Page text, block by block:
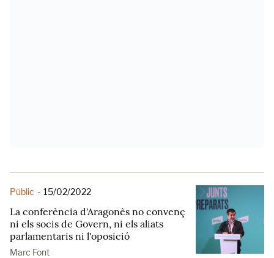
Públic - 15/02/2022
La conferència d'Aragonès no convenç
ni els socis de Govern, ni els aliats
parlamentaris ni l'oposició
Marc Font